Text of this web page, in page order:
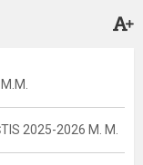
2025-2026 M. M.